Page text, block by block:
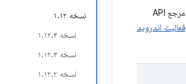
نسخه ۱.۱۲
نسخه ۱.۱۲.۴
نسخه ۱.۱۲.۳
نسخه ۱.۱۲.۲
مرجع API
فعالیت اندروید